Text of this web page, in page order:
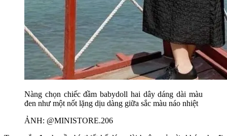
Nàng chọn chiếc đầm babydoll hai dây dáng dài màu
đen như một nốt lặng dịu dàng giữa sắc màu náo nhiệt
ẢNH: @MINISTORE.206